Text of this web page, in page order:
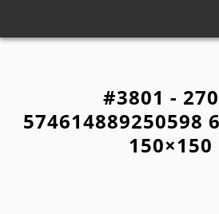
#3801 -
574614889250598
150×150